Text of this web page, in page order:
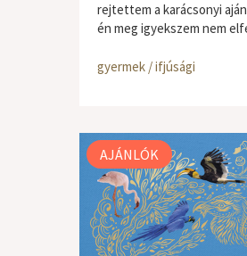
rejtettem a karácsonyi
én meg igyekszem nem
gyermek / ifjúsági
AJÁNLÓK